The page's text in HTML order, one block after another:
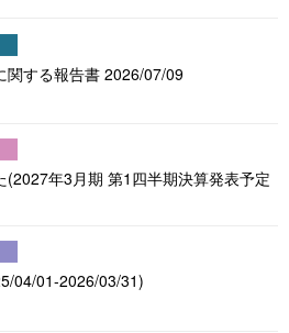
関する報告書 2026/07/09
(2027年3月期 第1四半期決算発表予定
04/01-2026/03/31)